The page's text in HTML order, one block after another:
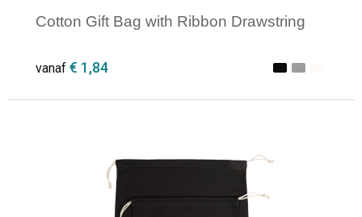
Cotton Gift Bag with Ribbon Drawstring
vanaf € 1,84
Minimale afname: 1